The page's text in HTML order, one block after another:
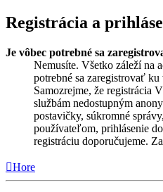
Registrácia a
Je vôbec potrebné sa
Nemusíte. Všetko záleží na
potrebné sa zaregistrovať
Samozrejme, že registrácia
službám nedostupným
postavičky, súkromné
používateľom, prihlásenie
registráciu doporučujeme.
Hore